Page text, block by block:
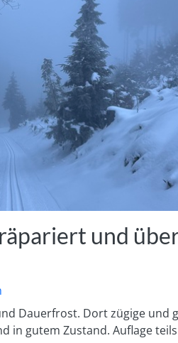
und
Dauerfrost. Dort zügige und
in gutem Zustand. Auflage